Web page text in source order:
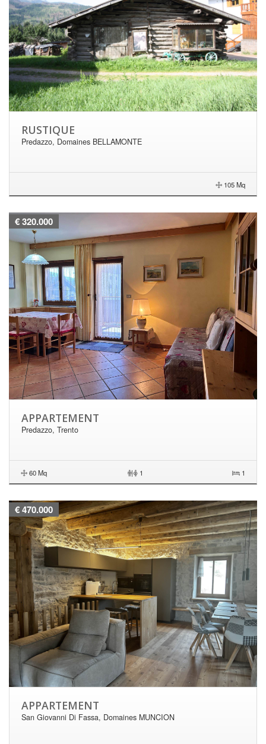
RUSTIQUE
Predazzo, Domaines BELLAMONTE
105 Mq
€ 320.000
APPARTEMENT
Predazzo, Trento
60 Mq | 1 1
€ 470.000
APPARTEMENT
San Giovanni Di Fassa, Domaines MUNCION